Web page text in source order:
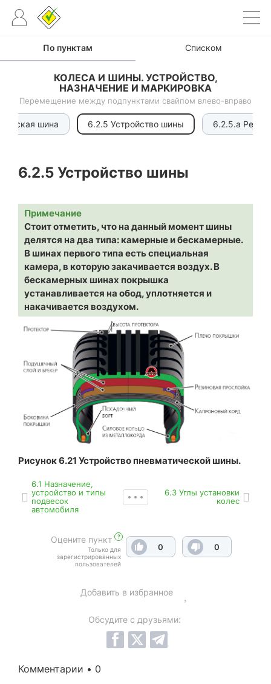
По пунктам Списком
КОЛЕСА И ШИНЫ. УСТРОЙСТВО,
НАЗНАЧЕНИЕ И МАРКИРОВКА
Перемещение между подпунктами свайпом влево-вправо
шина 6.2.5 Устройство шины 6.2.5.a
6.2.5 Устройство шины
Примечание
Стоит отметить, что на данный момент шины
делятся на два типа: камерные и бескамерные.
В шинах первого типа есть специальная
камера, в которую закачивается воздух. В
бескамерных шинах покрышка
устанавливается на обод, уплотняется и
накачивается воздухом.
Рисунок 6.21 Устройство пневматической шины.
6.1 Назначение,
устройство и типы
подвесок
автомобиля
6.3 Углы установки
колес
Оцените пункт ?
Только для
зарегистрированных
пользователей
0 0
Добавить в избранное
Обсудите с друзьями:
Комментарии • 0